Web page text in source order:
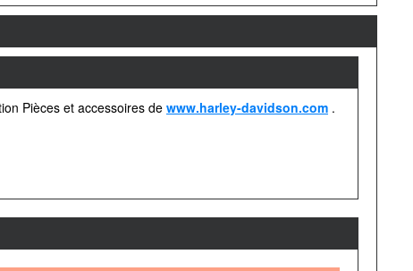
Pièces et accessoires de www.harley-davidson.com .